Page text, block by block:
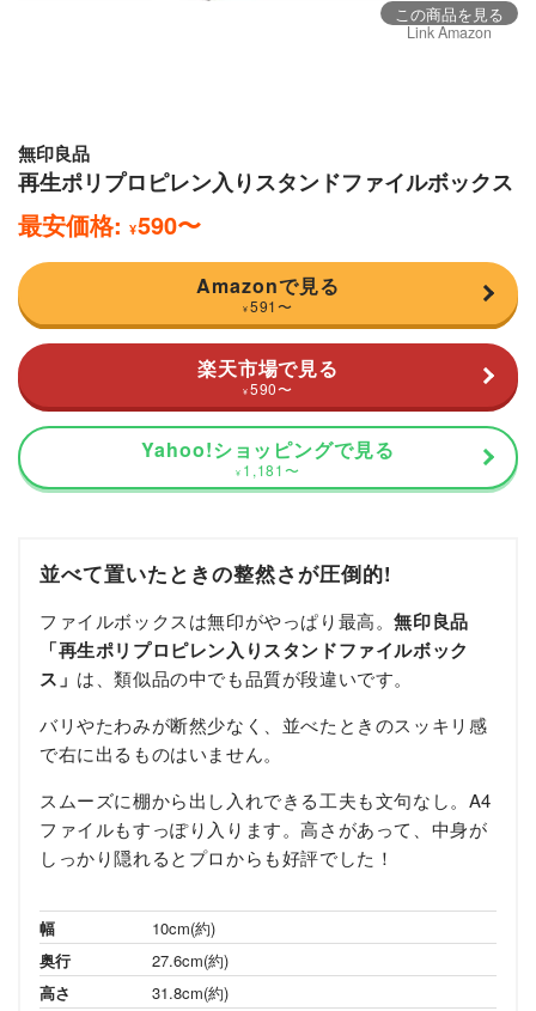
この商品を見る
Link Amazon
無印良品
再生ポリプロピレン入りスタンドファイルボックス
最安価格: ¥590〜
Amazonで見る
¥ 591〜
楽天市場で見る
¥ 590〜
Yahoo!ショッピングで見る
¥ 1,181〜
並べて置いたときの整然さが圧倒的!
ファイルボックスは無印がやっぱり最高。無印良品
「再生ポリプロピレン入りスタンドファイルボック
ス」 は、類似品の中でも品質が段違いです。
バリやたわみが断然少なく、並べたときのスッキリ感
で右に出るものはいません。
スムーズに棚から出し入れできる工夫も文句なし。 A4
ファイルもすっぽり入ります。高さがあって、中身が
しっかり隠れるとプロからも好評でした！
幅
10cm(約)
奥行
27.6cm(約)
高さ
31.8cm(約)